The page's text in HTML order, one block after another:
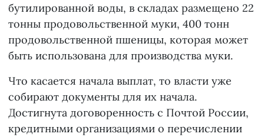
бутилированной воды, в складах размещено 22
тонны продовольственной муки, 400 тонн
продовольственной пшеницы, которая может
быть использована для производства муки.
Что касается начала выплат, то власти уже
собирают документы для их начала.
Достигнута договоренность с Почтой России,
кредитными организациями о перечислении